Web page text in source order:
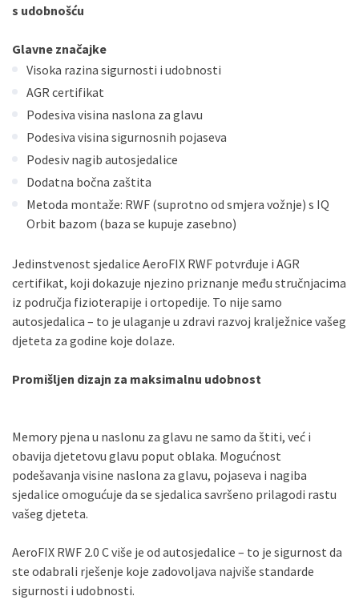
s udobnošću
Glavne značajke
Visoka razina sigurnosti i udobnosti
AGR certifikat
Podesiva visina naslona za glavu
Podesiva visina sigurnosnih pojaseva
Podesiv nagib autosjedalice
Dodatna bočna zaštita
Metoda montaže: RWF (suprotno od smjera vožnje) s IQ
Orbit bazom (baza se kupuje zasebno)
Jedinstvenost sjedalice AeroFIX RWF potvrđuje i AGR
certifikat, koji dokazuje njezino priznanje među stručnjacima
iz područja fizioterapije i ortopedije. To nije samo
autosjedalica – to je ulaganje u zdravi razvoj kralježnice vašeg
djeteta za godine koje dolaze.
Promišljen dizajn za maksimalnu udobnost
Memory pjena u naslonu za glavu ne samo da štiti, već i
obavija djetetovu glavu poput oblaka. Mogućnost
podešavanja visine naslona za glavu, pojaseva i nagiba
sjedalice omogućuje da se sjedalica savršeno prilagodi rastu
vašeg djeteta.
AeroFIX RWF 2.0 C više je od autosjedalice – to je sigurnost da
ste odabrali rješenje koje zadovoljava najviše standarde
sigurnosti i udobnosti.